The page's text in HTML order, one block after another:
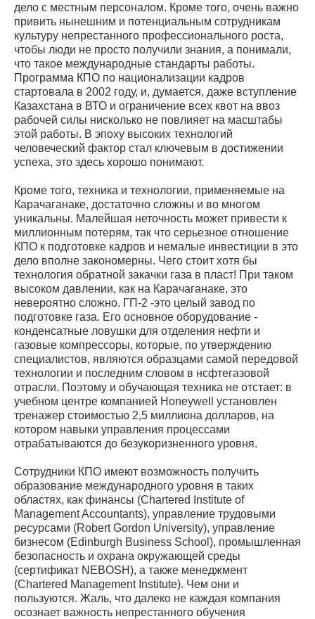
дело с местным персоналом. Кроме того, очень важно
привить нынешним и потенциальным сотрудникам
культуру непрестанного профессионального роста,
чтобы люди не просто получили знания, а понимали,
что такое международные стандарты работы.
Программа КПО по национализации кадров
стартовала в 2002 году, и, думается, даже вступление
Казахстана в ВТО и ограничение всех квот на ввоз
рабочей силы нисколько не повлияет на масштабы
этой работы. В эпоху высоких технологий
человеческий фактор стал ключевым в достижении
успеха, это здесь хорошо понимают.
Кроме того, техника и технологии, применяемые на
Карачаганаке, достаточно сложны и во многом
уникальны. Малейшая неточность может привести к
миллионным потерям, так что серьезное отношение
КПО к подготовке кадров и немалые инвестиции в это
дело вполне закономерны. Чего стоит хотя бы
технология обратной закачки газа в пласт! При таком
высоком давлении, как на Карачаганаке, это
невероятно сложно. ГП-2 -это целый завод по
подготовке газа. Его основное оборудование -
конденсатные ловушки для отделения нефти и
газовые компрессоры, которые, по утверждению
специалистов, являются образцами самой передовой
технологии и последним словом в нсфтегазовой
отрасли. Поэтому и обучающая техника не отстает: в
учебном центре компанией Honeywell установлен
тренажер стоимостью 2,5 миллиона долларов, на
котором навыки управления процессами
отрабатываются до безукоризненного уровня.
Сотрудники КПО имеют возможность получить
образование международного уровня в таких
областях, как финансы (Chartered Institute of
Management Accountants), управление трудовыми
ресурсами (Robert Gordon University), управление
бизнесом (Edinburgh Business School), промышленная
безопасность и охрана окружающей среды
(сертификат NEBOSH), а также менеджмент
(Chartered Management Institute). Чем они и
пользуются. Жаль, что далеко не каждая компания
осознает важность непрестанного обучения